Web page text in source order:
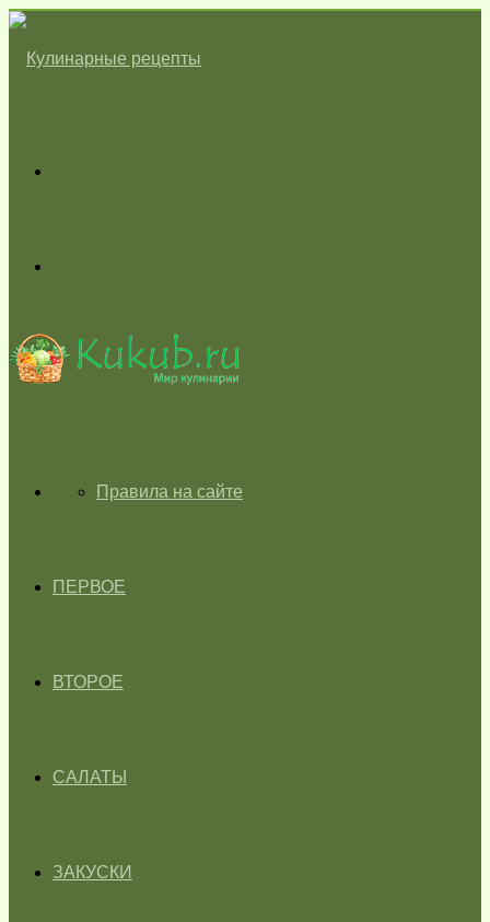
skin
ГЛАВНАЯПравила на сайте
ПЕРВОЕ
ВТОРОЕ
САЛАТЫ
ЗАКУСКИ